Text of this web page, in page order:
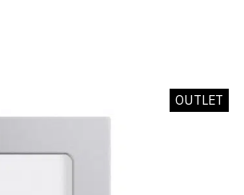
OUTLET